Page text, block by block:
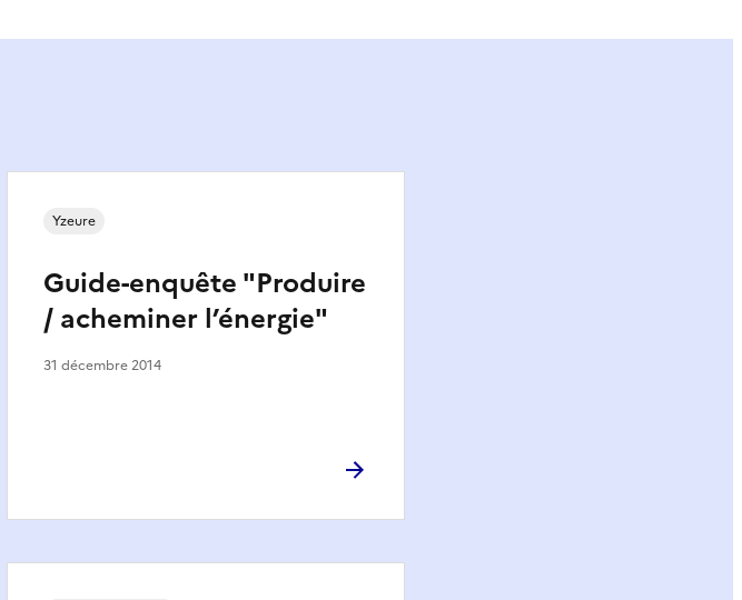
Guide-enquête "Produire
/ acheminer l’énergie"
Yzeure
31 décembre 2014